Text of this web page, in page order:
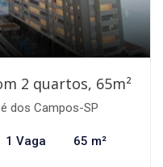
2 quartos, 65m²
dos Campos-SP
1 Vaga 65 m²